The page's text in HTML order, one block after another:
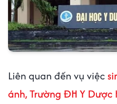
Liên quan đến vụ việc
ánh, Trường ĐH Y Dược